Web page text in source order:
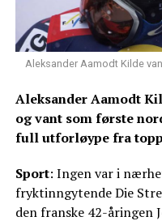
Aleksander Aamodt Kilde
Aleksander Aamodt
og vant som første
full utforløype fra
Sport: Ingen var i
fryktinngytende Die
den franske 42-åringen